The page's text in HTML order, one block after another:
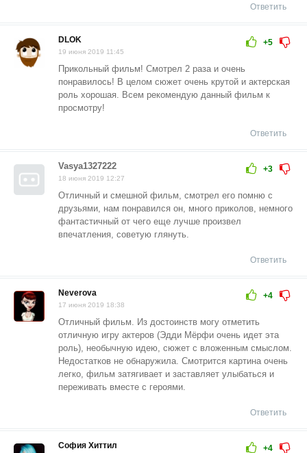
Ответить
+5
DLOK
19 июня 2019 11:45
Прикольный фильм! Смотрел 2 раза и очень
понравилось! В целом сюжет очень крутой и актерская
роль хорошая. Всем рекомендую данный фильм к
просмотру!
Ответить
+3
Vasya1327222
18 июня 2019 12:27
Отличный и смешной фильм, смотрел его помню с
друзьями, нам понравился он, много приколов, немного
фантастичный от чего еще лучше произвел
впечатления, советую глянуть.
Ответить
+4
Neverova
17 июня 2019 18:38
Отличный фильм. Из достоинств могу отметить
отличную игру актеров (Эдди Мёрфи очень идет эта
роль), необычную идею, сюжет с вложенным смыслом.
Недостатков не обнаружила. Смотрится картина очень
легко, фильм затягивает и заставляет улыбаться и
переживать вместе с героями.
Ответить
+4
София Хиттил